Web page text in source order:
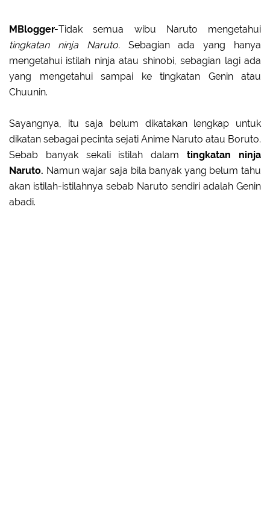
MBlogger-Tidak semua wibu Naruto mengetahui
tingkatan ninja Naruto.Sebagian ada yang hanya
mengetahui istilah ninja atau shinobi, sebagian lagi ada
yang mengetahui sampai ke tingkatan Genin atau
Chuunin.
Sayangnya, itu saja belum dikatakan lengkap untuk
dikatan sebagai pecinta sejati Anime Naruto atau Boruto.
Sebab banyak sekali istilah dalam tingkatan ninja
Naruto. Namun wajar saja bila banyak yang belum tahu
akan istilah-istilahnya sebab Naruto sendiri adalah Genin
abadi.